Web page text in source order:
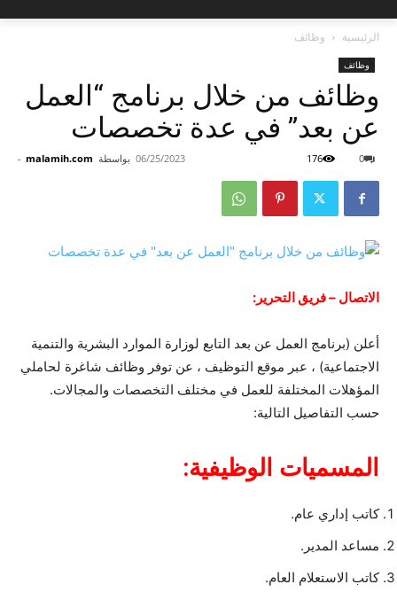
الرئيسية وظائف
وظائف
وظائف من خلال برنامج “العمل
عن بعد” في عدة تخصصات
بواسطة malamih.com
- 06/25/2023 0
176
الاتصال – فريق التحرير:
أعلن (برنامج العمل عن بعد التابع لوزارة الموارد البشرية والتنمية
الاجتماعية) ، عبر موقع التوظيف ، عن توفر وظائف شاغرة لحاملي
المؤهلات المختلفة للعمل في مختلف التخصصات والمجالات.
حسب التفاصيل التالية:
المسميات الوظيفية:
كاتب إداري عام.
مساعد المدير.
كاتب الاستعلام العام.